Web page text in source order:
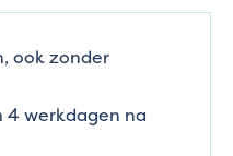
ook zonder
4 werkdagen na